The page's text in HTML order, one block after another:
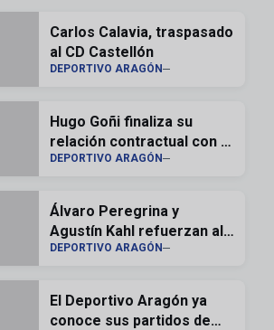
Carlos Calavia, traspasado
al CD Castellón
DEPORTIVO ARAGÓN
Hugo Goñi finaliza su
relación contractual con el
Real Zaragoza
DEPORTIVO ARAGÓN
Álvaro Peregrina y
Agustín Kahl refuerzan al
Deportivo Aragón
DEPORTIVO ARAGÓN
El Deportivo Aragón ya
conoce sus partidos de